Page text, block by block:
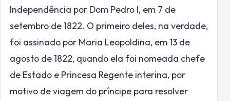
Independência por Dom Pedro I, em 7 de
setembro de 1822. O primeiro deles, na verdade,
foi assinado por Maria Leopoldina, em 13 de
agosto de 1822, quando ela foi nomeada chefe
de Estado e Princesa Regente interina, por
motivo de viagem do príncipe para resolver